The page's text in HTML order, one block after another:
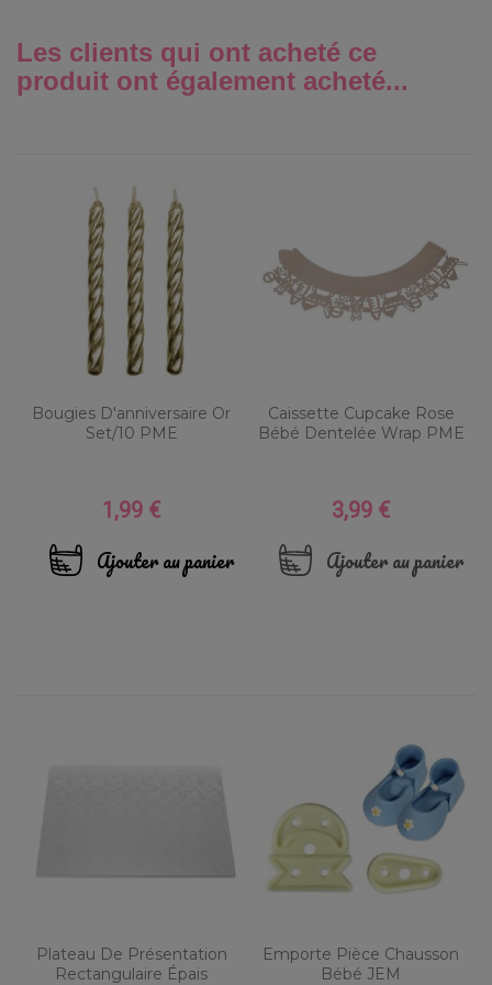
Les clients qui ont acheté ce
produit ont également acheté...
Bougies D'anniversaire Or
Set/10 PME
Prix
1,99 €
Ajouter au panier
Caissette Cupcake Rose
Bébé Dentelée Wrap PME
Prix
3,99 €
Ajouter au panier
Plateau De Présentation
Rectangulaire Épais
Emporte Pièce Chausson
Bébé JEM